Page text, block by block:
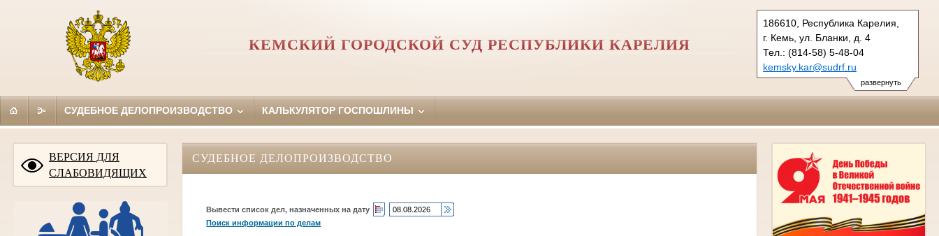
развернуть
186610, Республика Карелия,
г. Кемь, ул. Бланки, д. 4
Тел.: (814-58) 5-48-04
kemsky.kar@sudrf.ru
КЕМСКИЙ ГОРОДСКОЙ СУД РЕСПУБЛИКИ КАРЕЛИЯ
СУДЕБНОЕ ДЕЛОПРОИЗВОДСТВО КАЛЬКУЛЯТОР ГОСПОШЛИНЫ
ВЕРСИЯ ДЛЯ
СЛАБОВИДЯЩИХ
СУДЕБНОЕ ДЕЛОПРОИЗВОДСТВО
Вывести список дел, назначенных на дату
Поиск информации по делам